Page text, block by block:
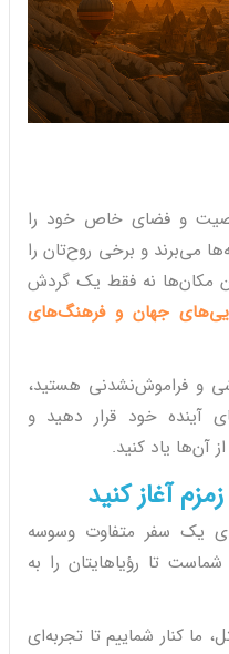
شخصیت و فضای خاص خود را
می‌برند و برخی روح‌تان را
مکان‌ها نه فقط یک گردش
جهان و فرهنگ‌های
و فراموش‌نشدنی هستید،
آینده خود قرار دهید و
آن‌ها یاد کنید.
آغاز کنید
یک سفر متفاوت وسوسه
تا رؤیاهایتان را به
ما کنار شماییم تا تجربه‌ای